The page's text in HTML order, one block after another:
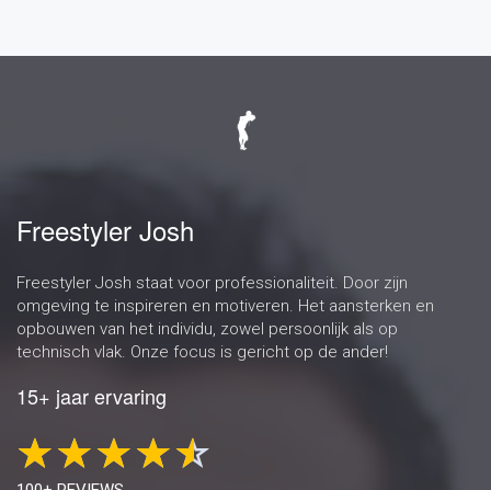
Freestyler Josh
Freestyler Josh staat voor professionaliteit. Door zijn
omgeving te inspireren en motiveren. Het aansterken en
opbouwen van het individu, zowel persoonlijk als op
technisch vlak. Onze focus is gericht op de ander!
15+ jaar ervaring